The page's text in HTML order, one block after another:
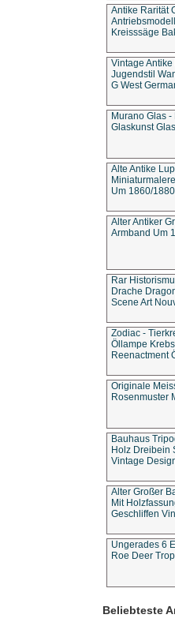
Antike Rarität
Kreisssäge
Vintage
Jugendstil
G West
Murano Glas
Glaskunst
Alte Antike
Um 1860/1880
Alter Antiker
Armband Um
Rar
Drache
Scene Art
Zodiac -
Öllampe
Reenactment
Originale
Rosenmuster
Bauhaus
Holz Dreibein
Vintage
Alter Großer
Mit
Geschliffen
Ungerades 6
Roe Deer
Beliebteste